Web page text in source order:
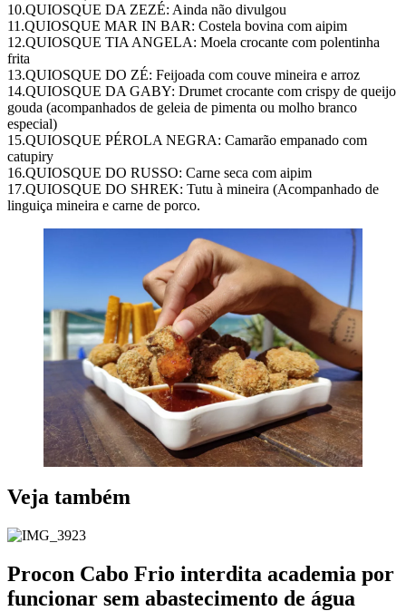
10.QUIOSQUE DA ZEZÉ: Ainda não divulgou
11.QUIOSQUE MAR IN BAR: Costela bovina com aipim
12.QUIOSQUE TIA ANGELA: Moela crocante com polentinha
frita
13.QUIOSQUE DO ZÉ: Feijoada com couve mineira e arroz
14.QUIOSQUE DA GABY: Drumet crocante com crispy de queijo
gouda (acompanhados de geleia de pimenta ou molho branco
especial)
15.QUIOSQUE PÉROLA NEGRA: Camarão empanado com
catupiry
16.QUIOSQUE DO RUSSO: Carne seca com aipim
17.QUIOSQUE DO SHREK: Tutu à mineira (Acompanhado de
linguiça mineira e carne de porco.
Veja também
Procon Cabo Frio interdita academia por
funcionar sem abastecimento de água